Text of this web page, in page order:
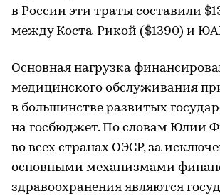
в России эти траты составили
между Коста-Рикой ($1390) и
Основная нагрузка
медицинского обслуживания
в большинстве развитых
на госбюджет. По словам Юлии
во всех странах ОЭСР, за
основными механизмами
здравоохранения являются